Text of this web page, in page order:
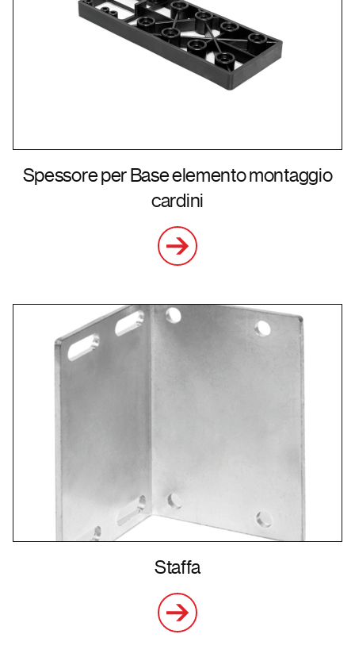
Spessore per Base elemento montaggio
cardini
Staffa